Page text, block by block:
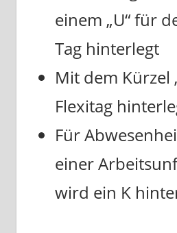
einem „U“ für
Tag hinterlegt
Mit dem Kürzel
Flexitag
Für
einer
wird ein K